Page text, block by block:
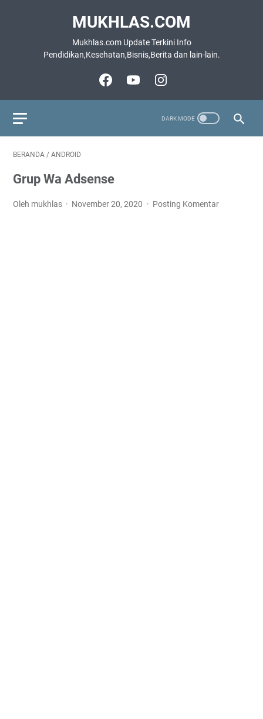
MUKHLAS.COM
Mukhlas.com Update Terkini Info
Pendidikan,Kesehatan,Bisnis,Berita dan lain-lain.
BERANDA / ANDROID
Grup Wa Adsense
Oleh mukhlas November 20, 2020 Posting Komentar